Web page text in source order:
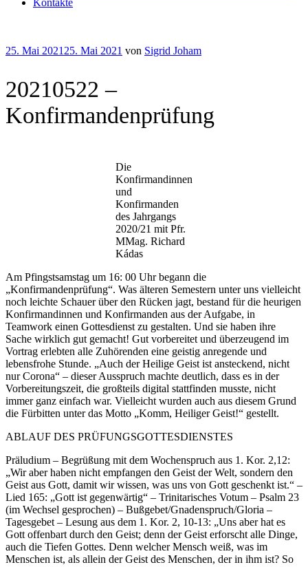
Veröffentlicht
25. Mai 2021 25. Mai 2021 von Sigrid Joham
20210522 –
Konfirmandenprüfung
Die
Konfirmandinnen
und
Konfirmanden
des Jahrgangs
2020/21 mit Pfr.
MMag. Richard
Kádas
Am Pfingstsamstag um 16: 00 Uhr begann die
„Konfirmandenprüfung“. Was älteren Semestern unter uns vielleicht
noch leichte Schauer über den Rücken jagt, bestand für die heurigen
Konfirmandinnen und Konfirmanden aus der Aufgabe, in
Teamwork einen Gottesdienst zu gestalten. Und sie haben ihre
Sache wirklich gut gemacht! Gut vorbereitet und überzeugend im
Vortrag erlebten alle Zuhörenden eine geistig anregende und
lebensfrohe Stunde. „Auch der Heilige Geist ist ansteckend, nicht
nur Corona“ – dieser Ausspruch machte deutlich, dass es in der
Vorbereitungszeit, die großteils digital stattfinden musste, nicht
immer ganz einfach war. Vielleicht wurden auch aus diesem Grund
die Fürbitten unter das Motto „Komm, Heiliger Geist!“ gestellt.
ABLAUF DES PRÜFUNGSGOTTESDIENSTES
Präludium – Begrüßung mit dem Wochenspruch aus 1. Kor. 2,12:
„Wir aber haben nicht empfangen den Geist der Welt, sondern den
Geist aus Gott, damit wir wissen, was uns von Gott geschenkt ist.“ –
Lied 165: „Gott ist gegenwärtig“ – Trinitarisches Votum – Psalm 23
(im Wechsel gesprochen) – Bußgebet/Gnadenspruch/Gloria –
Tagesgebet – Lesung aus dem 1. Kor. 2, 10-13: „Uns aber hat es
Gott offenbart durch den Geist; denn der Geist erforscht alle Dinge,
auch die Tiefen Gottes. Denn welcher Mensch weiß, was im
Menschen ist, als allein der Geist des Menschen, der in ihm ist? So